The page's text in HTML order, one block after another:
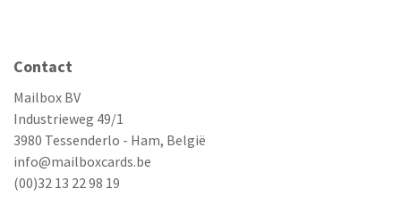
Contact
Mailbox BV
Industrieweg 49/1
3980 Tessenderlo - Ham, België
info@mailboxcards.be
(00)32 13 22 98 19